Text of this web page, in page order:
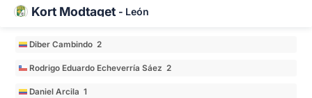
Kort Modtaget - León
Diber Cambindo 2
Rodrigo Eduardo Echeverría Sáez 2
Daniel Arcila 1